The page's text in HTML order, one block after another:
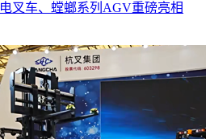
叉车、螳螂系列AGV重磅亮相